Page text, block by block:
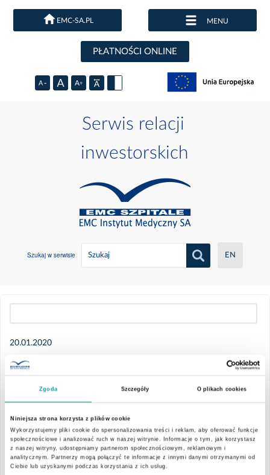
Zgoda Szczegóły O plikach cookies
Niniejsza strona korzysta z plików cookie
Wykorzystujemy pliki cookie do spersonalizowania treści i reklam, aby oferować funkcje
społecznościowe i analizować ruch w naszej witrynie. Informacje o tym, jak korzystasz
z naszej witryny, udostępniamy partnerom społecznościowym, reklamowym i
analitycznym. Partnerzy mogą połączyć te informacje z innymi danymi otrzymanymi od
Ciebie lub uzyskanymi podczas korzystania z ich usług.
EMC-SA.PL MENU
PŁATNOŚCI ONLINE
Serwis relacji
inwestorskich
Szukaj w serwisie EN
2026
Luty
2025
Lipiec
20.01.2020
Raport nr 4/2020
Wykaz akcjonariuszy posiadających co najmniej 5%
liczby głosów na Nadzwyczajnym Walnym
Zgromadzeniu w dniu 20 stycznia 2020 roku
Zarząd Spółki EMC Instytut Medyczny S.A. (dalej „Spółka”)
przekazuje w załączeniu wykaz akcjonariuszy posiadających co
najmniej 5% liczby głosów na Nadzwyczajnym Walnym